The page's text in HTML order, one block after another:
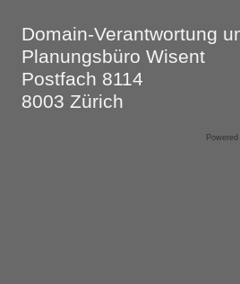
Domain-Verantwortung
Planungsbüro Wisent
Postfach 8114
8003 Zürich